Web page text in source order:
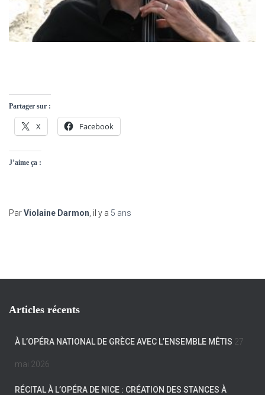
Partager sur :
X Facebook
J’aime ça :
ParViolaine Darmon , il y a 5 ans
Articles récents
À L’OPÉRA NATIONAL DE GRÈCE AVEC L’ENSEMBLE MÊTIS 27
mai 2026
RÉCITAL À L’OPÉRA DE NICE : CRÉATION DES STANCES À